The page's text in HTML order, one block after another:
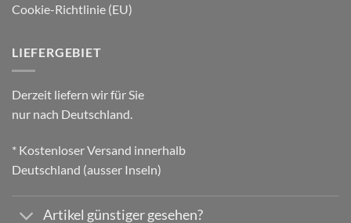
Cookie-Richtlinie (EU)
LIEFERGEBIET
Derzeit liefern wir für Sie
nur nach Deutschland.
* Kostenloser Versand innerhalb
Deutschland (ausser Inseln)
Artikel günstiger gesehen?